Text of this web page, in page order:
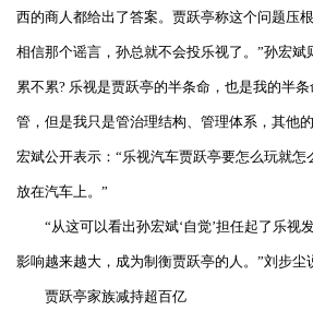
西的商人都给出了答案。贾跃亭称这个问题压
相信那个谣言，孙总就不会投乐视了。”孙宏斌
累不累? 乐视是贾跃亭的半条命，也是我的半
管，但是我只是管治理结构、管理体系，其他
宏斌公开表示：“乐视汽车贾跃亭要怎么玩就怎
放在汽车上。”
“从这可以看出孙宏斌‘自觉’担任起了乐视
影响越来越大，成为制衡贾跃亭的人。”刘步尘
贾跃亭家族减持超百亿